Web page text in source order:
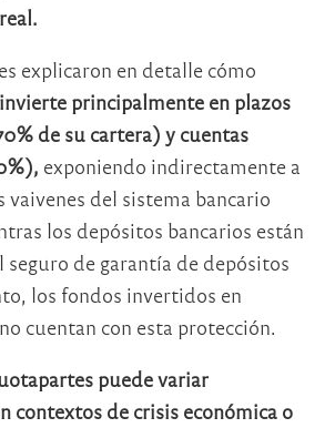
explicaron en detalle cómo
invierte principalmente en plazos
de su cartera) y cuentas
exponiendo indirectamente a
vaivenes del sistema bancario
los depósitos bancarios están
de garantía de depósitos
los fondos invertidos en
cuentan con esta protección.
puede variar
contextos de crisis económica o